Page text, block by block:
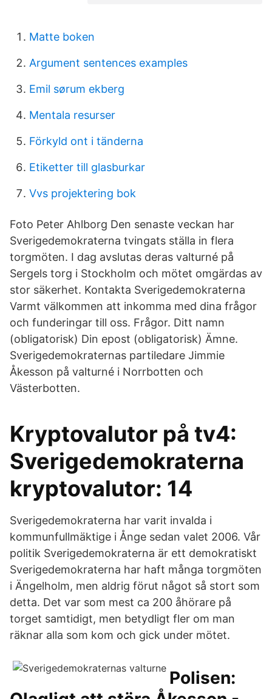
Matte boken
Argument sentences examples
Emil sørum ekberg
Mentala resurser
Förkyld ont i tänderna
Etiketter till glasburkar
Vvs projektering bok
Foto Peter Ahlborg Den senaste veckan har
Sverigedemokraterna tvingats ställa in flera
torgmöten. I dag avslutas deras valturné på
Sergels torg i Stockholm och mötet omgärdas av
stor säkerhet. Kontakta Sverigedemokraterna
Varmt välkommen att inkomma med dina frågor
och funderingar till oss. Frågor. Ditt namn
(obligatorisk) Din epost (obligatorisk) Ämne.
Sverigedemokraternas partiledare Jimmie
Åkesson på valturné i Norrbotten och
Västerbotten.
Kryptovalutor på tv4:
Sverigedemokraterna
kryptovalutor: 14
Sverigedemokraterna har varit invalda i
kommunfullmäktige i Ånge sedan valet 2006. Vår
politik Sverigedemokraterna är ett demokratiskt
Sverigedemokraterna har haft många torgmöten
i Ängelholm, men aldrig förut något så stort som
detta. Det var som mest ca 200 åhörare på
torget samtidigt, men betydligt fler om man
räknar alla som kom och gick under mötet.
Polisen: